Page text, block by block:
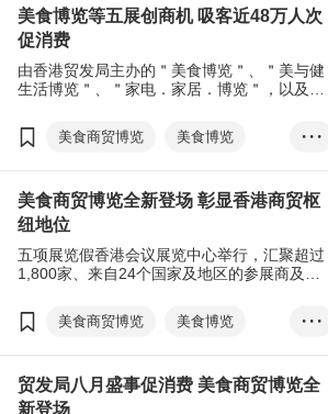
Click2Match
扫码易
Scan2Match
香港国际钟表论坛
香港钟表设计比赛
美食博览等五展创商机 吸客近48万人次
促消费
由香港贸发局主办的＂美食博览＂、＂美与健
生活博览＂、＂家电．家居．博览＂，以及商
前圆满闭幕，五大展览共吸引近48万公众人次
入场参观购物，人均消费1,500港元，有助刺激
美食商贸博览
美食博览
家电．家品．博览
美与健生活博览
香港国际茶展
国际现代化中医药及健康产品会议
EXHIBITION+
商对易
扫码易
• • •
美食商贸博览全新登场 彰显香港商贸枢
纽地位
五项展览假香港会议展览中心举行，汇聚超过
1,800家、来自24个国家及地区的参展商及展
尚潮流产品，提供一站式的采购及购物盛会。
此外，由现代化中医药国际协会联同香港贸发
举行。
美食商贸博览
美食博览
家电．家品．博览
美与健生活博览
• • •
贸发局八月盛事促消费 美食商贸博览全
新登场